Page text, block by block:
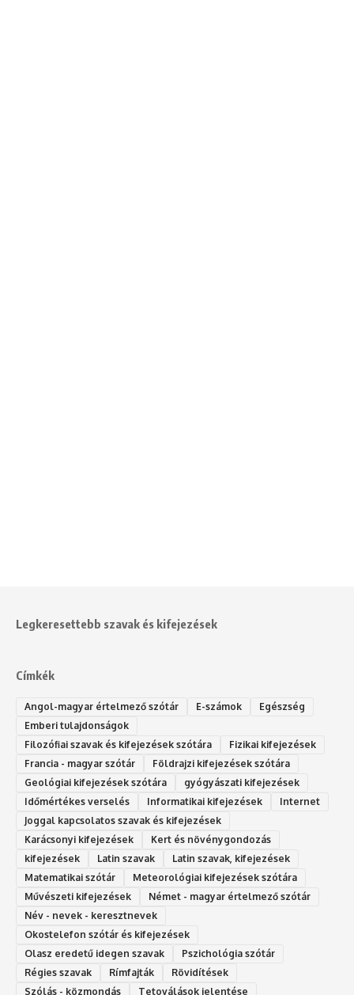
Legkeresettebb szavak és kifejezések
Címkék
Angol-magyar értelmező szótár E-számok
Egészség
Emberi tulajdonságok
Filozófiai szavak és kifejezések szótára
Fizikai kifejezések
Francia - magyar szótár
Földrajzi kifejezések szótára
Geológiai kifejezések szótára
gyógyászati kifejezések
Időmértékes verselés
Informatikai kifejezések
Internet
Joggal kapcsolatos szavak és kifejezések
Karácsonyi kifejezések
Kert és növénygondozás
kifejezések
Latin szavak
Latin szavak, kifejezések
Matematikai szótár
Meteorológiai kifejezések szótára
Művészeti kifejezések
Német - magyar értelmező szótár
Név - nevek - keresztnevek
Okostelefon szótár és kifejezések
Olasz eredetű idegen szavak
Ps‮gólohciz‬ia s‮átóz‬r
Régies szavak
Rímfajták
Rövidítések
Szólás - közmondás
Tetoválások jelentése